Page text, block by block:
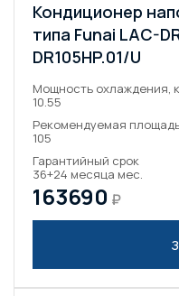
Кондиционер
типа Funai LAC-
DR105HP.01/U
Мощность охлаждения,
10.55
Рекомендуемая
105
Гарантийный срок
36+24 месяца мес.
163690 ₽